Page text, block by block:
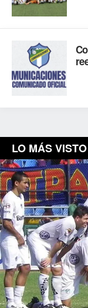
LO MÁS VISTO